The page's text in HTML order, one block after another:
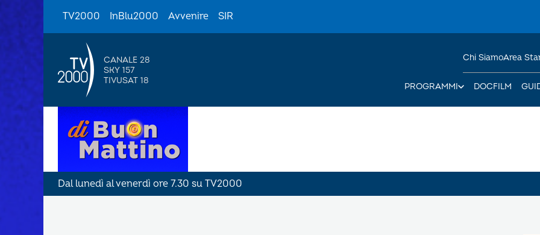
TV2000 InBlu2000 Avvenire SIR
CANALE 28
SKY 157
TIVUSAT 18
PROGRAMMI DOCFILM
Chi SiamoArea
Dal lunedì al venerdì ore 7.30 su TV2000